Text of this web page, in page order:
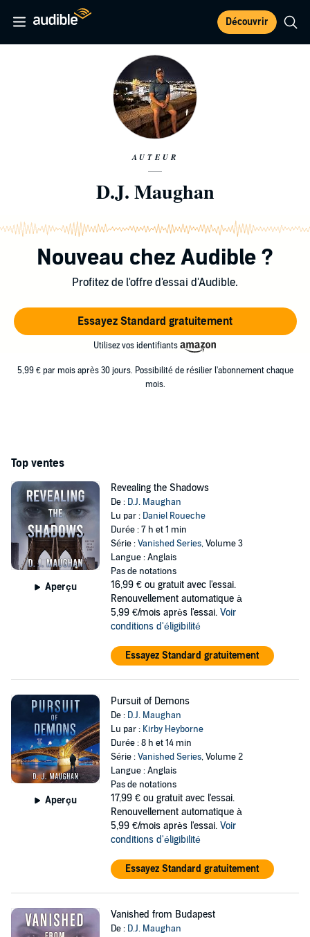
Découvrir
AUTEUR
D.J. Maughan
Nouveau chez Audible ?
Profitez de l'offre d'essai d'Audible.
Essayez Standard gratuitement
Utilisez vos identifiants
5,99 € par mois après 30 jours. Possibilité de résilier l'abonnement chaque
mois.
Top ventes
Aperçu
Revealing the Shadows
De : D.J. Maughan
Lu par : Daniel Roueche
Durée : 7 h et 1 min
Série :Vanished Series, Volume 3
Langue : Anglais
Pas de notations
16,99 € ou gratuit avec l'essai.
Renouvellement automatique à
5,99 €/mois après l'essai. Voir
conditions d'éligibilité
Essayez Standard gratuitement
Aperçu
Pursuit of Demons
De : D.J. Maughan
Lu par : Kirby Heyborne
Durée : 8 h et 14 min
Série :Vanished Series, Volume 2
Langue : Anglais
Pas de notations
17,99 € ou gratuit avec l'essai.
Renouvellement automatique à
5,99 €/mois après l'essai. Voir
conditions d'éligibilité
Essayez Standard gratuitement
Vanished from Budapest
De : D.J. Maughan